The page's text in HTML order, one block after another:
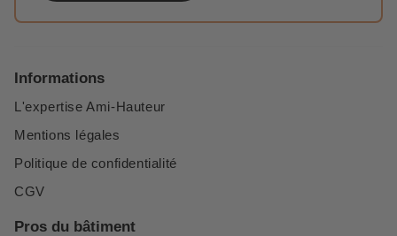
Informations
L'expertise Ami-Hauteur
Mentions légales
Politique de confidentialité
CGV
Pros du bâtiment